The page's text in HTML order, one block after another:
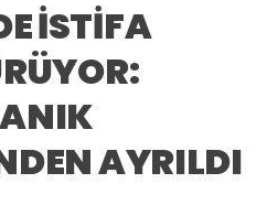
İSTİFA
AYRILDI